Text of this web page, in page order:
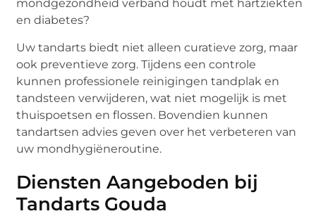
mondgezondheid verband houdt met hartziekten
en diabetes?
Uw tandarts biedt niet alleen curatieve zorg, maar
ook preventieve zorg. Tijdens een controle
kunnen professionele reinigingen tandplak en
tandsteen verwijderen, wat niet mogelijk is met
thuispoetsen en flossen. Bovendien kunnen
tandartsen advies geven over het verbeteren van
uw mondhygiëneroutine.
Diensten Aangeboden bij
Tandarts Gouda